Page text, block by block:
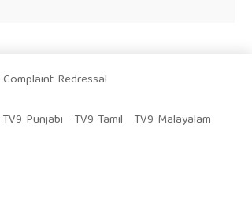
Complaint Redressal
TV9 Punjabi TV9 Tamil
TV9 Malayalam